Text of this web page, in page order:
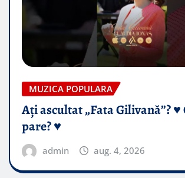
MUZICA POPULARA
Ați ascultat „Fata Gilivană”? ♥️
pare? ♥️
admin aug. 4, 2026